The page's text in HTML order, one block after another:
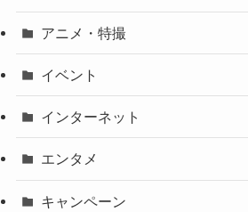
アニメ・特撮
イベント
インターネット
エンタメ
キャンペーン